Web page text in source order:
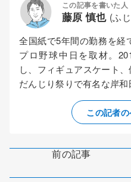
この記事を書いた人
藤原 慎也 (ふ
全国紙で5年間の勤務を経
プロ野球中日を取材。
し、フィギュアスケート
だんじり祭りで有名な岸和
この記者
前の記事